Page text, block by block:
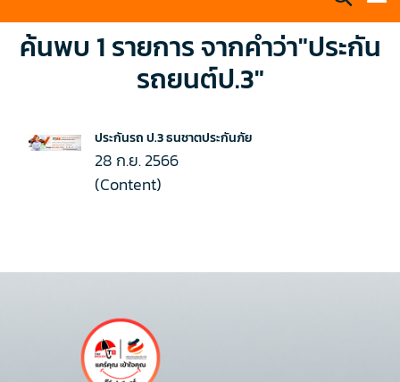
ค้นพบ 1 รายการ จากคำว่า"ประกัน
รถยนต์ป.3"
ประกันรถ ป.3 ธนชาตประกันภัย
28 ก.ย. 2566
(Content)